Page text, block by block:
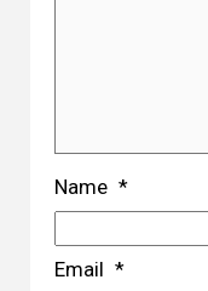
Name *
Email *